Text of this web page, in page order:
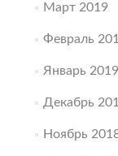
Март 2019
Февраль
Январь 2019
Декабрь
Ноябрь